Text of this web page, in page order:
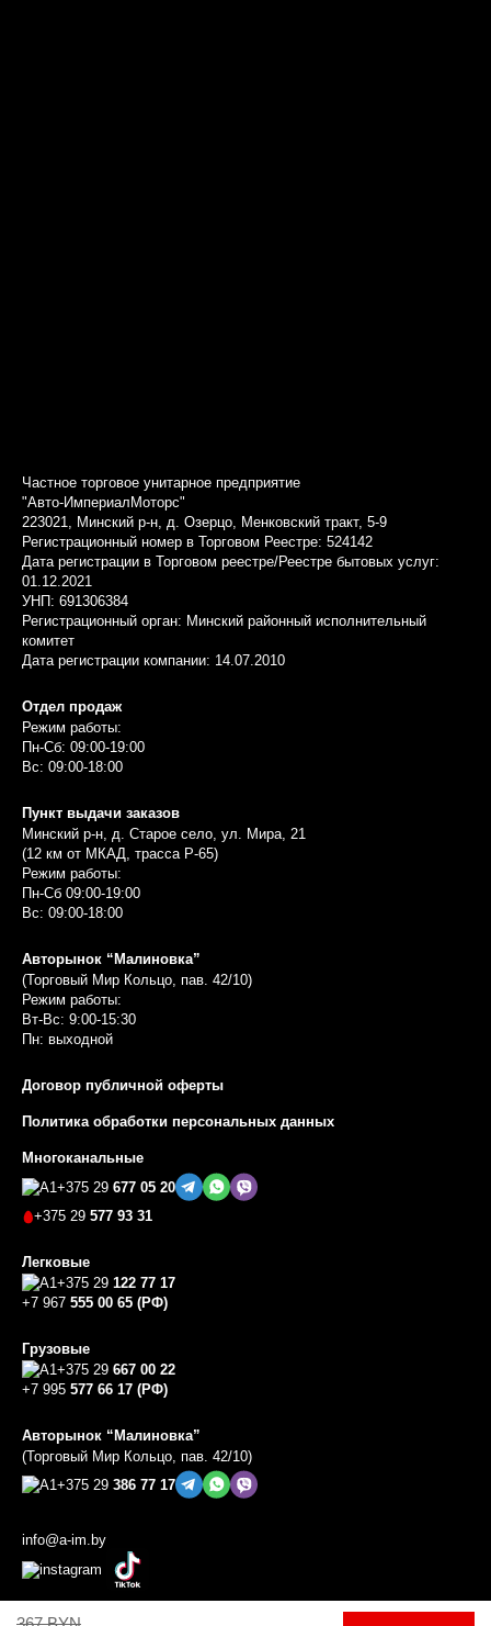
Частное торговое унитарное предприятие
"Авто-ИмпериалМоторс"
223021, Минский р-н, д. Озерцо, Менковский тракт, 5-9
Регистрационный номер в Торговом Реестре: 524142
Дата регистрации в Торговом реестре/Реестре бытовых услуг:
01.12.2021
УНП: 691306384
Регистрационный орган: Минский районный исполнительный
комитет
Дата регистрации компании: 14.07.2010
Отдел продаж
Режим работы:
Пн-Сб: 09:00-19:00
Вс: 09:00-18:00
Пункт выдачи заказов
Минский р-н, д. Старое село, ул. Мира, 21
(12 км от МКАД, трасса P-65)
Режим работы:
Пн-Сб 09:00-19:00
Вс: 09:00-18:00
Авторынок “Малиновка”
(Торговый Мир Кольцо, пав. 42/10)
Режим работы:
Вт-Вс: 9:00-15:30
Пн: выходной
Договор публичной оферты
Политика обработки персональных данных
Многоканальные
+375 29 677 05 20
+375 29 577 93 31
Легковые
+375 29 122 77 17
+7 967 555 00 65 (РФ)
Грузовые
+375 29 667 00 22
+7 995 577 66 17 (РФ)
Авторынок “Малиновка”
(Торговый Мир Кольцо, пав. 42/10)
+375 29 386 77 17
info@a-im.by